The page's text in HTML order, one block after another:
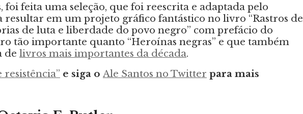
foi feita uma seleção, que foi reescrita e adaptada pelo
em um projeto gráfico fantástico no livro “Rastros de
de luta e liberdade do povo negro” com prefácio do
tão importante quanto “Heroínas negras” e que também
de livros mais importantes da década.
resistência” e siga o Ale Santos no Twitter para mais